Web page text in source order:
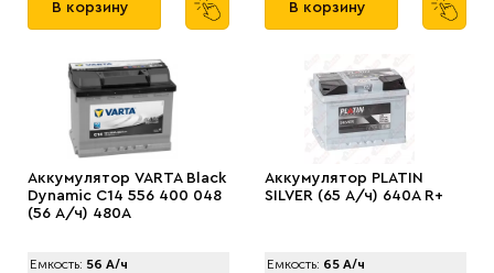
В корзину В корзину
Аккумулятор VARTA Black
Dynamic C14 556 400 048
(56 А/ч) 480А
Емкость: 56 А/ч
Аккумулятор PLATIN
SILVER (65 А/ч) 640A R+
Емкость: 65 А/ч